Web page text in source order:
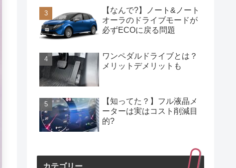
【なんで?】ノート&ノート
オーラのドライブモードが
必ずECOに戻る問題
ワンペダルドライブとは？
メリットデメリットも
【知ってた？】フル液晶メ
ーターは実はコスト削減目
的?
カテゴリー